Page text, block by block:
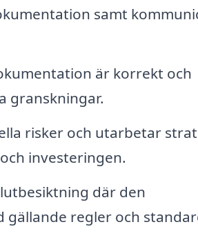
samt
är korrekt och
granskningar.
risker och utarbetar
investeringen.
där den
regler och